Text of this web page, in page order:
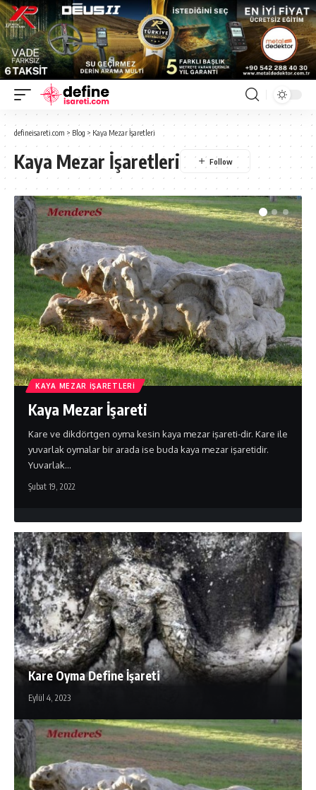
defineisareti.com > Blog > Kaya Mezar İşaretleri
Kaya Mezar İşaretleri
KAYA MEZAR İŞARETLERI
Kaya Mezar İşareti
Kare ve dikdörtgen oyma kesin kaya mezar işareti-dir. Kare ile
yuvarlak oymalar bir arada ise buda kaya mezar işaretidir.
Yuvarlak…
Şubat 19, 2022
Kare Oyma Define İşareti
Eylül 4, 2023